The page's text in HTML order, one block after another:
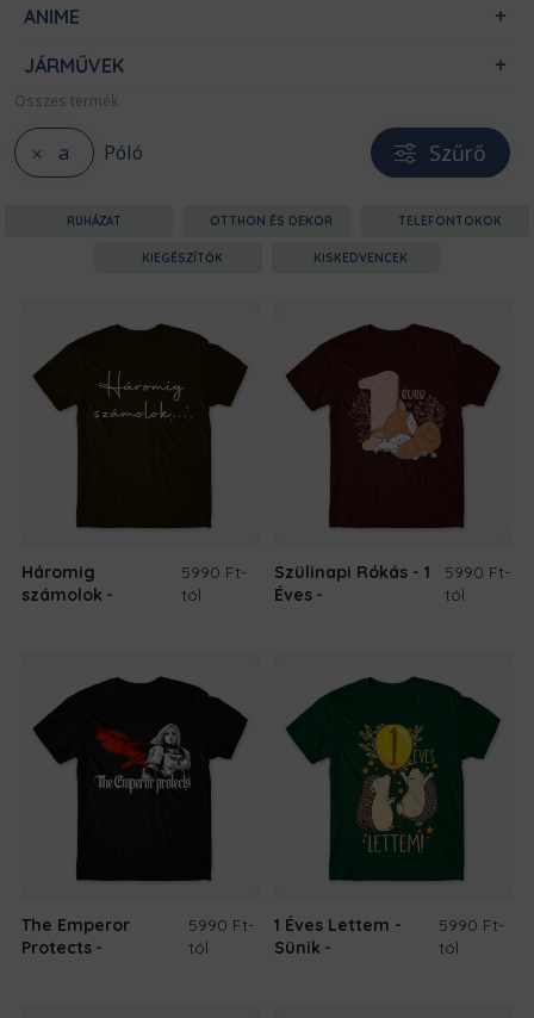
ANIME
JÁRMŰVEK
Összes termék
a Póló Szűrő
RUHÁZAT OTTHON ÉS DEKOR TELEFONTOKOK
KIEGÉSZÍTŐK KISKEDVENCEK
Háromig
számolok
5990 Ft-
tól
Szülinapi Rókás - 1
Éves
5990 Ft-
tól
The Emperor
Protects
5990 Ft-
tól
1 Éves Lettem -
Sünik
5990 Ft-
tól